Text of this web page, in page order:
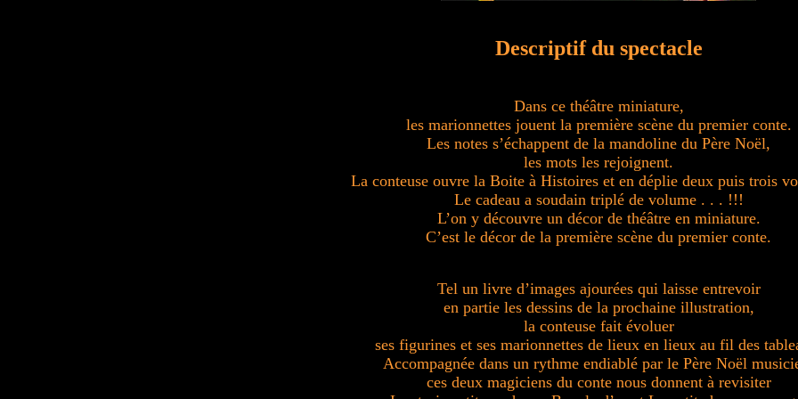
Descriptif du spectacle
Dans ce théâtre miniature,
les marionnettes jouent la première scène du premier conte.
Les notes s’échappent de la mandoline du Père Noël,
les mots les rejoignent.
La conteuse ouvre la Boite à Histoires et en déplie deux puis trois
Le cadeau a soudain triplé de volume . . . !!!
L’on y découvre un décor de théâtre en miniature.
C’est le décor de la première scène du premier conte.
Tel un livre d’images ajourées qui laisse entrevoir
en partie les dessins de la prochaine illustration,
la conteuse fait évoluer
ses figurines et ses marionnettes de lieux en lieux au fil des
Accompagnée dans un rythme endiablé par le Père Noël
ces deux magiciens du conte nous donnent à revisiter